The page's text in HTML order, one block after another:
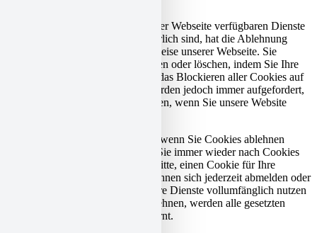
Da diese Cookies für die auf unserer Webseite verfügbaren Dienste
und Funktionen unbedingt erforderlich sind, hat die Ablehnung
Auswirkungen auf die Funktionsweise unserer Webseite. Sie
können Cookies jederzeit blockieren oder löschen, indem Sie Ihre
Browsereinstellungen ändern und das Blockieren aller Cookies auf
dieser Webseite erzwingen. Sie werden jedoch immer aufgefordert,
Cookies zu akzeptieren / abzulehnen, wenn Sie unsere Website
Wir respektieren es voll und ganz, wenn Sie Cookies ablehnen
möchten. Um zu vermeiden, dass Sie immer wieder nach Cookies
gefragt werden, erlauben Sie uns bitte, einen Cookie für Ihre
Einstellungen zu speichern. Sie können sich jederzeit abmelden oder
andere Cookies zulassen, um unsere Dienste vollumfänglich nutzen
zu können. Wenn Sie Cookies ablehnen, werden alle gesetzten
Cookies auf unserer Domain entfernt.